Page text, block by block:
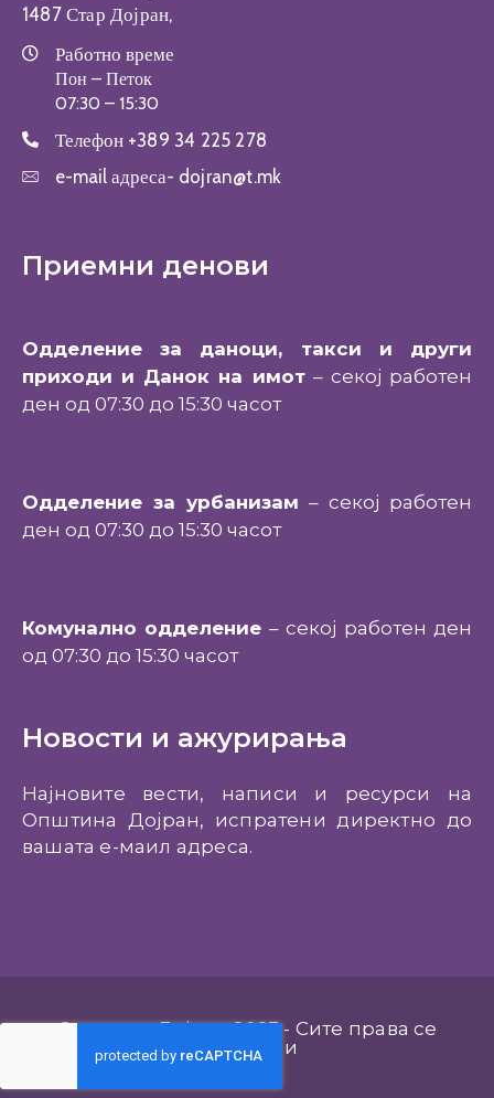
1487 Стар Дојран,
Работно време
Пон – Петок
07:30 – 15:30
Телефон +389 34 225 278
e-mail адреса- dojran@t.mk
Приемни денови
Одделение за даноци, такси и други
приходи и Данок на имот– секој работен
ден од 07:30 до 15:30 часот
Одделение за урбанизам – секој работен
ден од 07:30 до 15:30 часот
Комунално одделение – секој работен ден
од 07:30 до 15:30 часот
Новости и ажурирања
Најновите вести, написи и ресурси на
Општина Дојран, испратени директно до
вашата е-маил адреса.
Општина Дојран 2023 - Сите права се
задржани